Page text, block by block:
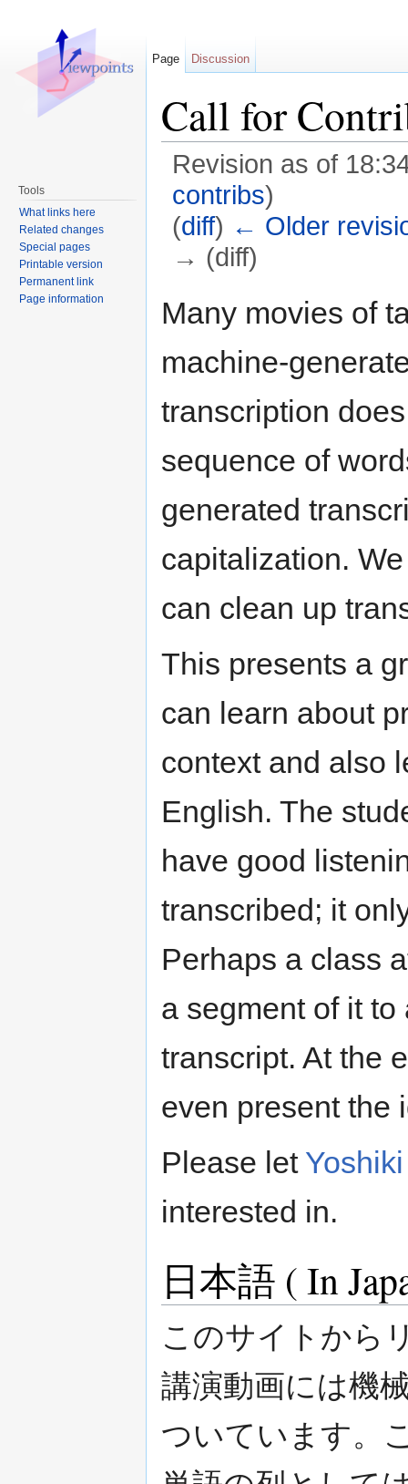
Call for
Revision as of
contribs)
(diff) ← Older
→ (diff)
Many movies of
machine-
transcription
sequence of
generated
capitalization.
can clean up
This presents a
can learn about
context and also
English. The
have good
transcribed; it
Perhaps a class
a segment of it
transcript. At the
even present the
Please let
interested in.
日本語 ( In
このサイトから
講演動画には機
ついています。
Page Discussion
Tools
What links here
Related changes
Special pages
Printable version
Permanent link
Page information